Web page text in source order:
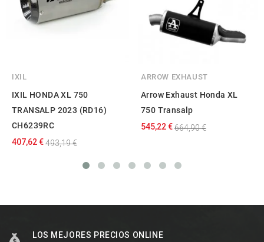
IXIL
IXIL HONDA XL 750
TRANSALP 2023 (RD16)
CH6239RC
407,62 €493,19 €
ARROW EXHAUST
Arrow Exhaust Honda XL
750 Transalp
545,22 €664,90 €
LOS MEJORES PRECIOS ONLINE